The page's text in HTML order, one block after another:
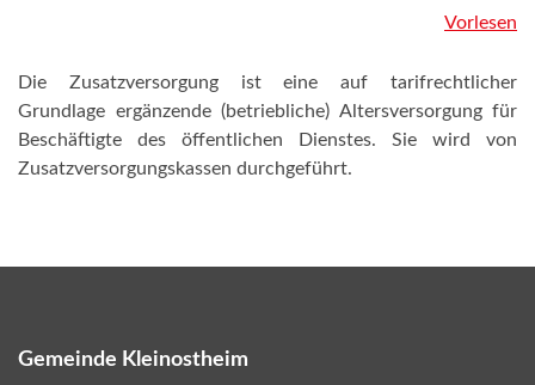
Vorlesen
Die Zusatzversorgung ist eine auf tarifrechtlicher
Grundlage ergänzende (betriebliche) Altersversorgung für
Beschäftigte des öffentlichen Dienstes. Sie wird von
Zusatzversorgungskassen durchgeführt.
Gemeinde Kleinostheim